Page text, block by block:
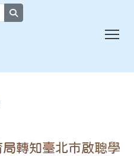
轉知臺北市啟聰學